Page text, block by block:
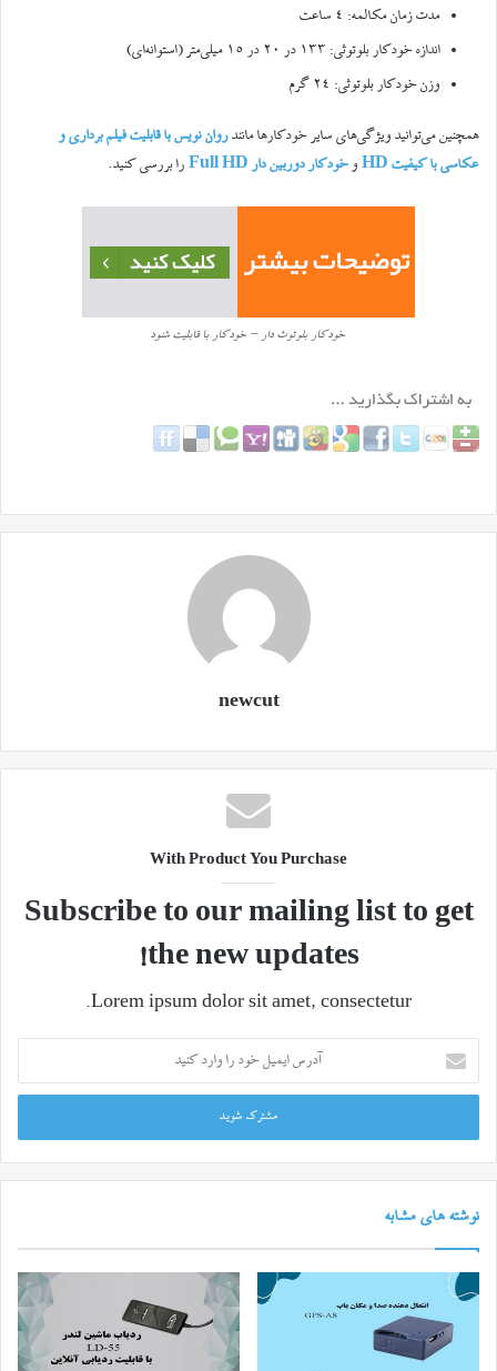
مدت زمان مکالمه: ۴ ساعت
اندازه خودکار بلوتوثی: ۱۳۳ در ۲۰ در ۱۵ میلی‌متر (استوانه‌ای)
وزن خودکار بلوتوثی: ۲۴ گرم
همچنین می‌توانید ویژگی‌های سایر خودکارها مانندروان نویس با قابلیت فیلم برداری و
عکاسی با کیفیت HD
و خودکار دوربین دار Full HD را بررسی کنید.
خودکار بلوتوث دار – خودکار با قابلیت شنود
newcut
With Product You Purchase
Subscribe to our mailing list to get
the new updates!
Lorem ipsum dolor sit amet, consectetur.
ایمیل
خود
وارد
کنید
نوشته های مشابه